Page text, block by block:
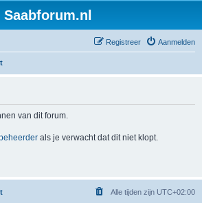
Saabforum.nl
Aanmelden
Registreer
van dit forum.
beheerder als je verwacht dat dit niet klopt.
Alle tijden zijn UTC+02:00